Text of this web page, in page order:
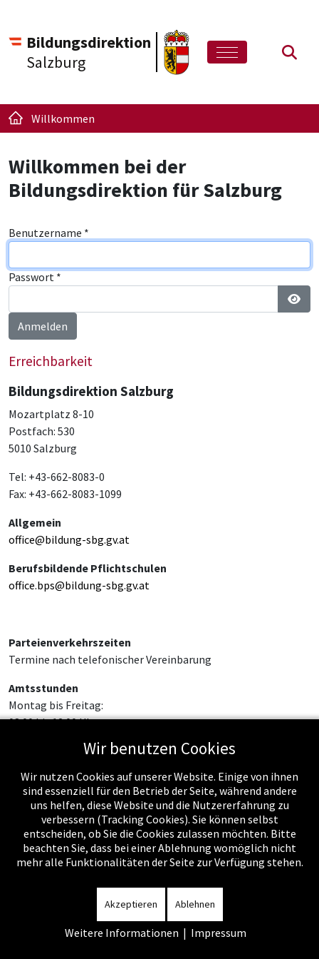
Bildungsdirektion
Salzburg
Willkommen
Willkommen bei der
Bildungsdirektion für Salzburg
Benutzername *
Passwort *
Anmelden
Erreichbarkeit
Bildungsdirektion Salzburg
Mozartplatz 8-10
Postfach: 530
5010 Salzburg
Tel: +43-662-8083-0
Fax: +43-662-8083-1099
Allgemein
office@bildung-sbg.gv.at
Berufsbildende Pflichtschulen
office.bps@bildung-sbg.gv.at
Parteienverkehrszeiten
Termine nach telefonischer Vereinbarung
Amtsstunden
Montag bis Freitag:
08:00 bis 12:00 Uhr
Wir benutzen Cookies
Wir nutzen Cookies auf unserer Website. Einige von ihnen
sind essenziell für den Betrieb der Seite, während andere
uns helfen, diese Website und die Nutzererfahrung zu
verbessern (Tracking Cookies). Sie können selbst
entscheiden, ob Sie die Cookies zulassen möchten. Bitte
beachten Sie, dass bei einer Ablehnung womöglich nicht
mehr alle Funktionalitäten der Seite zur Verfügung stehen.
Akzeptieren Ablehnen
Weitere Informationen | Impressum